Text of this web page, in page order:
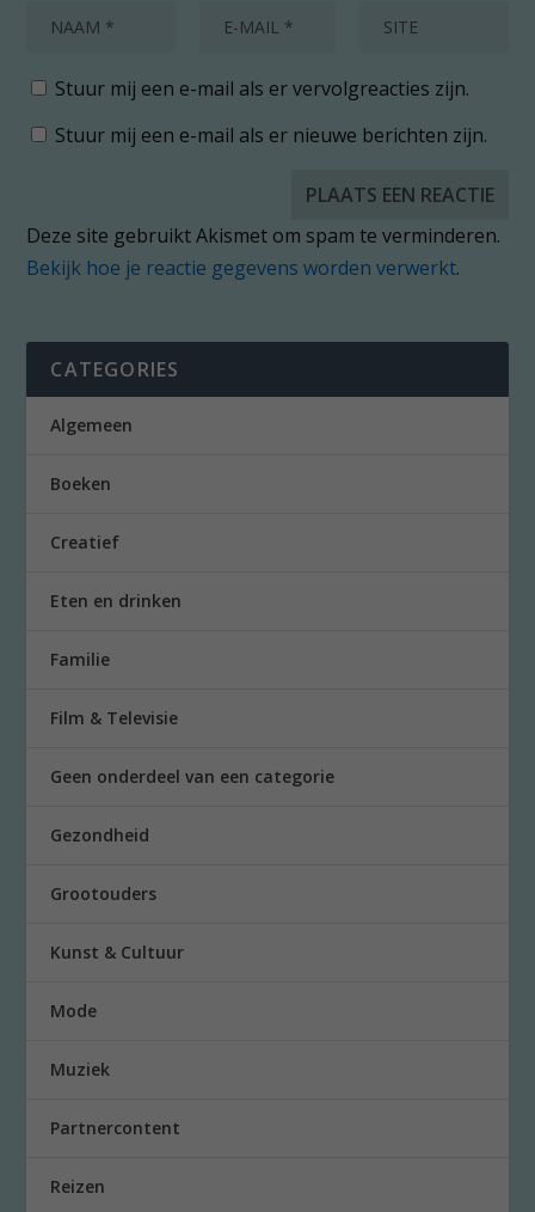
Stuur mij een e-mail als er vervolgreacties zijn.
Stuur mij een e-mail als er nieuwe berichten zijn.
Deze site gebruikt Akismet om spam te verminderen.
Bekijk hoe je reactie gegevens worden verwerkt.
CATEGORIES
Algemeen
Boeken
Creatief
Eten en drinken
Familie
Film & Televisie
Geen onderdeel van een categorie
Gezondheid
Grootouders
Kunst & Cultuur
Mode
Muziek
Partnercontent
Reizen